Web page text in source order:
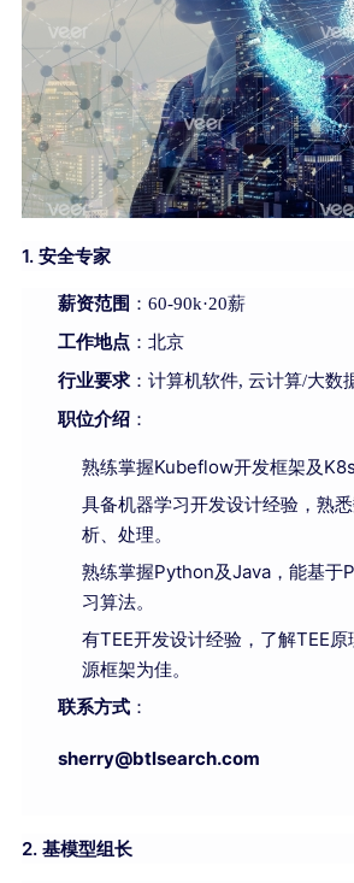
1. 安全专家
薪资范围 ：60-90k·20薪
工作地点：北京
行业要求：计算机软件, 云计算/大数
职位介绍：
熟练掌握Kubeflow开发框架及K8s
具备机器学习开发设计经验，熟
析、处理。
熟练掌握Python及Java，能基于
习算法。
有TEE开发设计经验，了解TEE
源框架为佳。
联系方式：
sherry@btlsearch.com
2. 基模型组长